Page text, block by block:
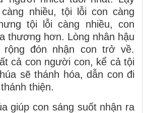
nhiều, tội lỗi con càng
tội lỗi càng nhiều, con
thương hơn. Lòng nhân hậu
rộng đón nhận con trở về.
cả con người con, kể cả tội
sẽ thánh hóa, dẫn con đi
thiện.
giúp con sáng suốt nhận ra